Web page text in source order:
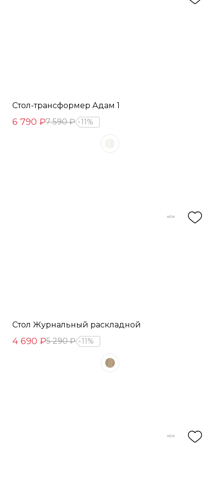
Стол-трансформер Адам 1
6 790 ₽7 590 ₽ 11%
Стол Журнальный раскладной
4 690 ₽5 290 ₽ 11%